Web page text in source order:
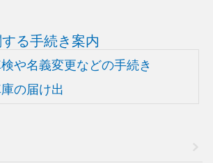
る手続き案内
や名義変更などの手続き
の届け出